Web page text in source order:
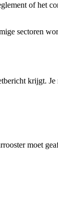
of het
sectoren
krijgt.
moet